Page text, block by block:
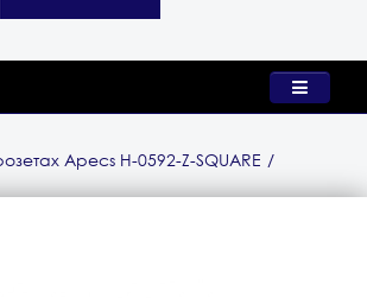
Apecs H-0592-Z-SQUARE